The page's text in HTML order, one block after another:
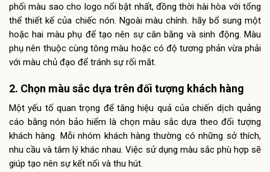
phối màu sao cho logo nổi bật nhất, đồng thời hài hòa với tổng
thể thiết kế của chiếc nón. Ngoài màu chính. hãy bổ sung một
hoặc hai màu phụ để tạo nên sự cân bằng và sinh động. Màu
phụ nên thuộc cùng tông màu hoặc có độ tương phản vừa phải
với màu chủ đạo để tránh sự rối mắt.
2. Chọn màu sắc dựa trên đối tượng khách hàng
Một yếu tố quan trọng để tăng hiệu quả của chiến dịch quảng
cáo bằng nón bảo hiểm là chọn màu sắc dựa theo đối tượng
khách hàng. Mỗi nhóm khách hàng thường có những sở thích,
nhu cầu và tâm lý khác nhau. Việc sử dụng màu sắc phù hợp sẽ
giúp tạo nên sự kết nối và thu hút.